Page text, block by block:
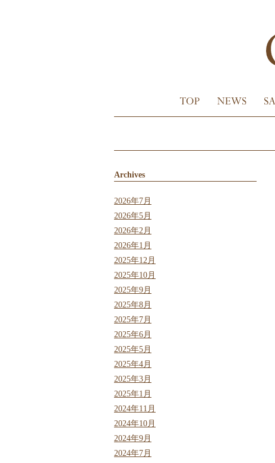
Archives
2026年7月
2026年5月
2026年2月
2026年1月
2025年12月
2025年10月
2025年9月
2025年8月
2025年7月
2025年6月
2025年5月
2025年4月
2025年3月
2025年1月
2024年11月
2024年10月
2024年9月
2024年7月